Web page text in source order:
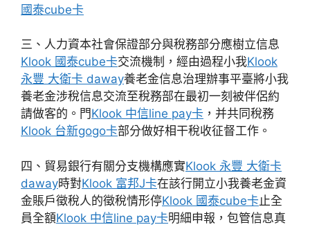
國泰cube卡
三、人力資本社會保證部分與稅務部分應樹立信息
Klook 國泰cube卡交流機制，經由過程小我Klook
永豐 大衛卡 daway養老金信息治理辦事平臺將小我
養老金涉稅信息交流至稅務部在最初一刻被伴侶約
請做客的。門Klook 中信line pay卡 ，并共同稅務
Klook 台新gogo卡部分做好相干稅收征督工作。
四、貿易銀行有關分支機構應實Klook 永豐 大衛卡
daway時對Klook 富邦J卡在該行開立小我養老金資
金賬戶徵稅人的徵稅情形停Klook 國泰cube卡止全
員全額Klook 中信line pay卡明細申報，包管信息真